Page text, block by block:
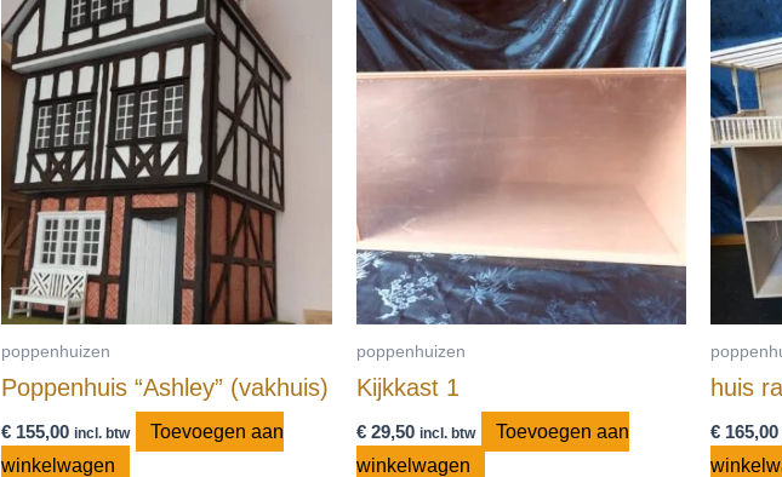
poppenhuizen
Poppenhuis “Ashley” (vakhuis)
€ 155,00 incl. btw
Toevoegen aan
winkelwagen
poppenhuizen
Kijkkast 1
€29,50 incl. btw
Toevoegen aan
winkelwagen
huis
€165,00